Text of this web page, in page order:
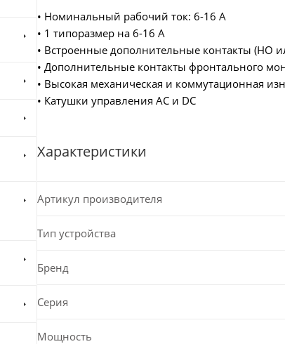
• Номинальный рабочий ток: 6-16 А
• 1 типоразмер на 6-16 А
• Встроенные дополнительные контакты (НО
• Дополнительные контакты фронтального
• Высокая механическая и коммутационная
• Катушки управления AC и DC
Характеристики
Артикул производителя
Тип устройства
Бренд
Серия
Мощность